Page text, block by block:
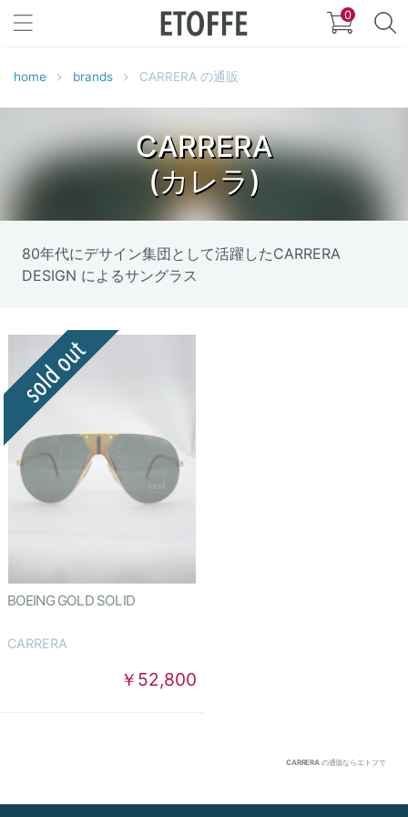
0
home brands CARRERA の通販
CARRERA
(カレラ)
80年代にデサイン集団として活躍したCARRERA
DESIGN によるサングラス
BOEING GOLD SOLID
CARRERA
￥52,800
CARRERA の通販ならエトフで